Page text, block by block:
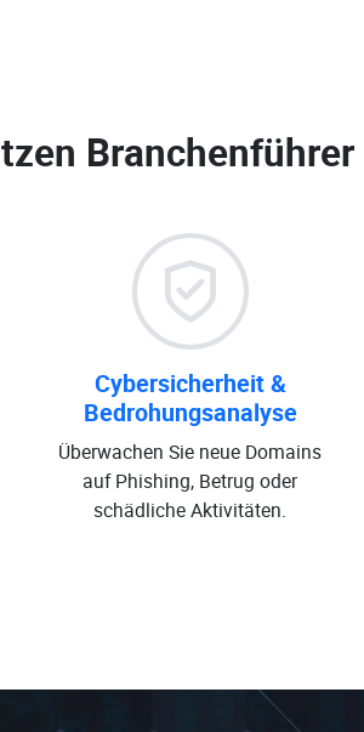
Cybersicherheit &
Bedrohungsanalyse
Überwachen Sie neue Domains
auf Phishing, Betrug oder
schädliche Aktivitäten.